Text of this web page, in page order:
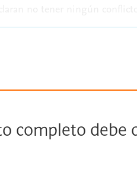
completo debe